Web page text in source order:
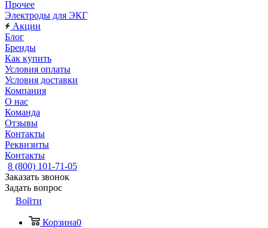
Прочее
Электроды для ЭКГ
Акции
Блог
Бренды
Как купить
Условия оплаты
Условия доставки
Компания
О нас
Команда
Отзывы
Контакты
Реквизиты
Контакты
8 (800) 101-71-05
Заказать звонок
Задать вопрос
Войти
Корзина0